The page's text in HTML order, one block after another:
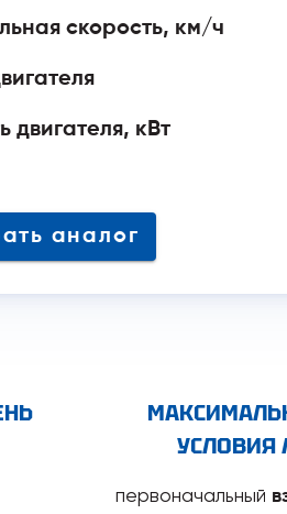
скорость, км/ч
двигателя, кВт
Подобрать аналог
УСЛОВИЯ
первоначальный